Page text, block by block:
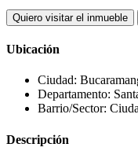
Quiero visitar el inmueble
Ubicación
Ciudad:
Departamento:
Barrio/Sector:
Descripción